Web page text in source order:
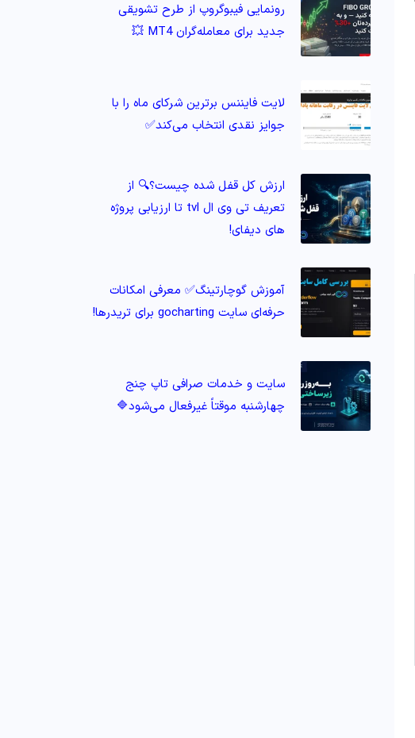
رونمایی فیبوگروپ از طرح تشویقی
جدید برای معامله‌گران MT4 💥
لایت فایننس برترین شرکای ماه را با
جوایز نقدی انتخاب می‌کند✅
ارزش کل قفل شده چیست؟🔍 از
تعریف تی وی ال tvl تا ارزیابی پروژه‌
های دیفای!
آموزش گوچارتینگ✅ معرفی امکانات
حرفه‌ای سایت gocharting برای تریدرها!
سایت و خدمات صرافی تاپ‌ چنج
چهارشنبه موقتاً غیرفعال می‌شود🔷